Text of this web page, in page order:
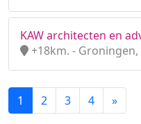
KAW architecten en
+18km. -
1 2 3 4 »